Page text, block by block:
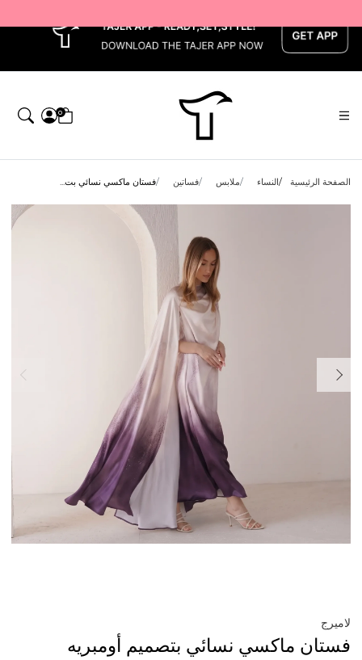
0
الصفحة الرئيسية النساء ملابس فساتين فستان ماكسي نسائي بت...
لاميرج
فستان ماكسي نسائي بتصميم أومبريه